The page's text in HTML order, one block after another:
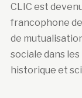
CLIC est
francophone
de
sociale dans
historique et